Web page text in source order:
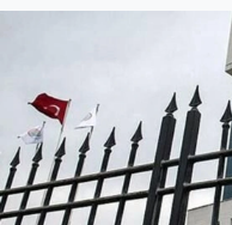
Araştırma-Rapor